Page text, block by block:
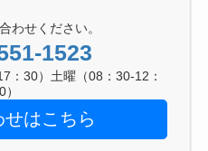
わせください。
1523
：30）土曜（08：30-12：
）
はこちら